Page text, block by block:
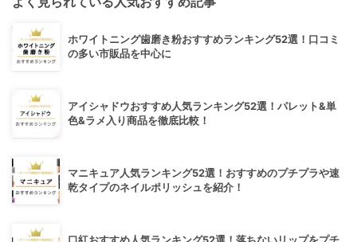
ホワイトニング歯磨き粉おすすめランキング52選！口コミ
の多い市販品を中心に
アイシャドウおすすめ人気ランキング52選！パレット&単
色&ラメ入り商品を徹底比較！
マニキュア人気ランキング52選！おすすめのプチプラや速
乾タイプのネイルポリッシュを紹介！